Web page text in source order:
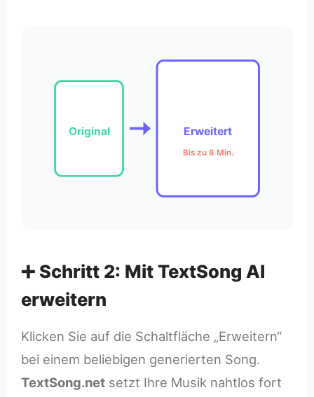
Original Erweitert
Bis zu 8 Min.
➕ Schritt 2: Mit TextSong AI
erweitern
Klicken Sie auf die Schaltfläche „Erweitern“
bei einem beliebigen generierten Song.
TextSong.net setzt Ihre Musik nahtlos fort